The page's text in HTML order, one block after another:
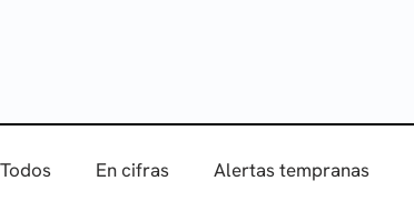
Todos En cifras Alertas tempranas